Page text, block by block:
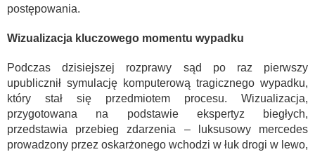
postępowania.
Wizualizacja kluczowego momentu wypadku
Podczas dzisiejszej rozprawy sąd po raz pierwszy
upublicznił symulację komputerową tragicznego wypadku,
który stał się przedmiotem procesu. Wizualizacja,
przygotowana na podstawie ekspertyz biegłych,
przedstawia przebieg zdarzenia – luksusowy mercedes
prowadzony przez oskarżonego wchodzi w łuk drogi w lewo,